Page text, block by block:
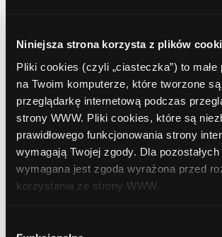
Niniejsza strona korzysta z plików
Pliki cookies (czyli „ciasteczka”) to
na Twoim komputerze, które tworzone
przeglądarkę internetową podczas
strony WWW. Pliki cookies, które są
prawidłowego funkcjonowania strony
wymagają Twojej zgody. Dla
wymagana jest zgoda wyrażona przed
korzystania ze strony WWW.
Prev Article